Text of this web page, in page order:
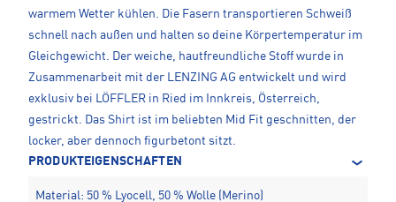
warmem Wetter kühlen. Die Fasern transportieren Schweiß
schnell nach außen und halten so deine Körpertemperatur im
Gleichgewicht. Der weiche, hautfreundliche Stoff wurde in
Zusammenarbeit mit der LENZING AG entwickelt und wird
exklusiv bei LÖFFLER in Ried im Innkreis, Österreich,
gestrickt. Das Shirt ist im beliebten Mid Fit geschnitten, der
locker, aber dennoch figurbetont sitzt.
PRODUKTEIGENSCHAFTEN
Material: 50 % Lyocell, 50 % Wolle (Merino)